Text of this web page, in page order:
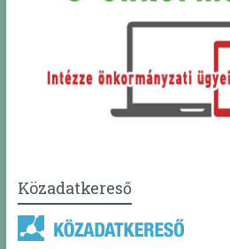
Közadatkereső